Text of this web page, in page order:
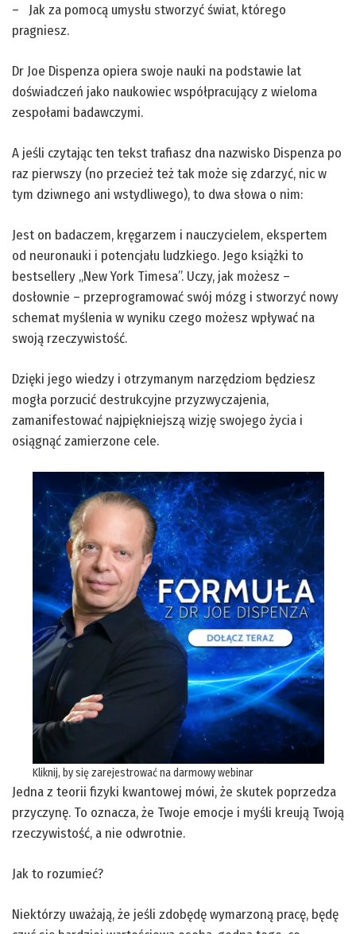
– Jak za pomocą umysłu stworzyć świat, którego
pragniesz.
Dr Joe Dispenza opiera swoje nauki na podstawie lat
doświadczeń jako naukowiec współpracujący z wieloma
zespołami badawczymi.
A jeśli czytając ten tekst trafiasz dna nazwisko Dispenza po
raz pierwszy (no przecież też tak może się zdarzyć, nic w
tym dziwnego ani wstydliwego), to dwa słowa o nim:
Jest on badaczem, kręgarzem i nauczycielem, ekspertem
od neuronauki i potencjału ludzkiego. Jego książki to
bestsellery „New York Timesa”. Uczy, jak możesz –
dosłownie – przeprogramować swój mózg i stworzyć nowy
schemat myślenia w wyniku czego możesz wpływać na
swoją rzeczywistość.
Dzięki jego wiedzy i otrzymanym narzędziom będziesz
mogła porzucić destrukcyjne przyzwyczajenia,
zamanifestować najpiękniejszą wizję swojego życia i
osiągnąć zamierzone cele.
Kliknij, by się zarejestrować na darmowy webinar
Jedna z teorii fizyki kwantowej mówi, że skutek poprzedza
przyczynę. To oznacza, że Twoje emocje i myśli kreują Twoją
rzeczywistość, a nie odwrotnie.
Jak to rozumieć?
Niektórzy uważają, że jeśli zdobędę wymarzoną pracę, będę